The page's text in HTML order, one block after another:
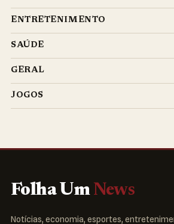
ENTRETENIMENTO
SAÚDE
GERAL
JOGOS
Folha Um News
Notícias, economia, esportes,